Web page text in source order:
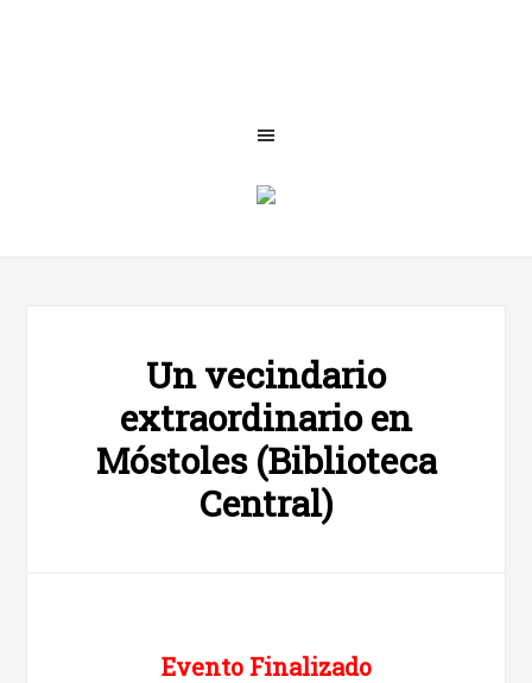
Un vecindario
extraordinario en
Móstoles (Biblioteca
Central)
Evento Finalizado